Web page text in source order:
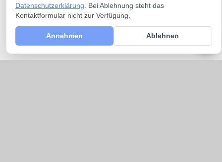
Datenschutzerklärung . Bei Ablehnung steht das
Kontaktformular nicht zur Verfügung.
Annehmen Ablehnen